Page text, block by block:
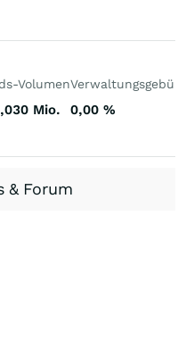
Volumen
Mio. 0,00 %
& Forum